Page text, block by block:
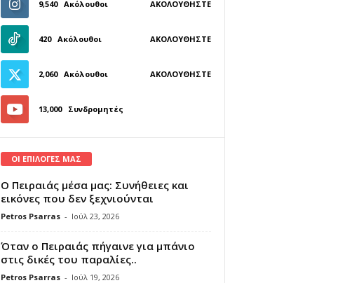
9,540 Ακόλουθοι ΑΚΟΛΟΥΘΉΣΤΕ
420 Ακόλουθοι ΑΚΟΛΟΥΘΉΣΤΕ
2,060 Ακόλουθοι ΑΚΟΛΟΥΘΉΣΤΕ
13,000 Συνδρομητές
ΓΊΝΕΤΕ ΣΥΝΔΡΟΜΗΤΉΣ
ΟΙ ΕΠΙΛΟΓΕΣ ΜΑΣ
Ο Πειραιάς μέσα μας: Συνήθειες και
εικόνες που δεν ξεχνιούνται
Petros Psarras - Ιούλ 23, 2026
Όταν ο Πειραιάς πήγαινε για μπάνιο
στις δικές του παραλίες..
Petros Psarras - Ιούλ 19, 2026